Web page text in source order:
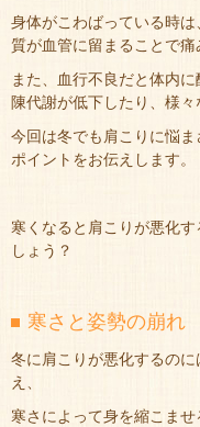
身体がこわばっている時
質が血管に留まることで痛
また、血行不良だと体内
陳代謝が低下したり、様々
今回は冬でも肩こりに悩
ポイントをお伝えします。
寒くなると肩こりが悪化
しょう？
寒さと姿勢の崩れ
冬に肩こりが悪化するの
え、
寒さによって身を縮こま